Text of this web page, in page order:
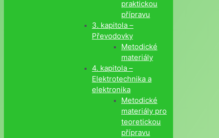
praktickou
přípravu
3. kapitola –
Převodovky
Metodické
materiály
4. kapitola –
Elektrotechnika a
elektronika
Metodické
materiály pro
teoretickou
přípravu